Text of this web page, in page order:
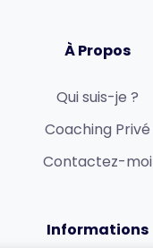
À Propos
Qui suis-je ?
Coaching Privé
Contactez-moi
Informations